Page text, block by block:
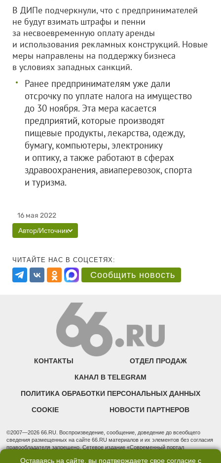
В ДИПе подчеркнули, что с предпринимателей
не будут взимать штрафы и пенни
за несвоевременную оплату аренды
и использования рекламных конструкций. Новые
меры направлены на поддержку бизнеса
в условиях западных санкций.
Ранее предпринимателям уже дали
отсрочку по уплате налога на имущество
до 30 ноября. Эта мера касается
предприятий, которые производят
пищевые продукты, лекарства, одежду,
бумагу, компьютеры, электронику
и оптику, а также работают в сферах
здравоохранения, авиаперевозок, спорта
и туризма.
16 мая 2022
Автор/Источник
ЧИТАЙТЕ НАС В СОЦСЕТЯХ:
Сообщить новость
КОНТАКТЫ ОТДЕЛ ПРОДАЖ
КАНАЛ В TELEGRAM
ПОЛИТИКА ОБРАБОТКИ ПЕРСОНАЛЬНЫХ ДАННЫХ
COOKIE НОВОСТИ ПАРТНЕРОВ
©2007—2026 66.RU. Воспроизведение, сообщение, доведение до всеобщего
сведения размещенных на сайте 66.RU материалов и их элементов без согласия
правообладателя запрещено. Сетевое издание «Современный портал
Оставаясь на сайте, вы подтверждаете свое согласие с